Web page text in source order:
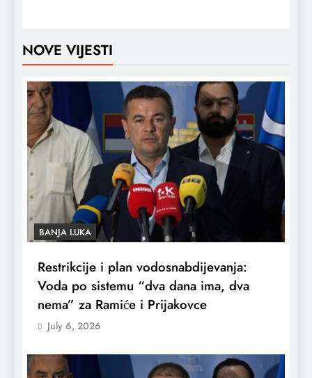
NOVE VIJESTI
BANJA LUKA
Restrikcije i plan vodosnabdijevanja:
Voda po sistemu “dva dana ima, dva
nema” za Ramiće i Prijakovce
July 6, 2026